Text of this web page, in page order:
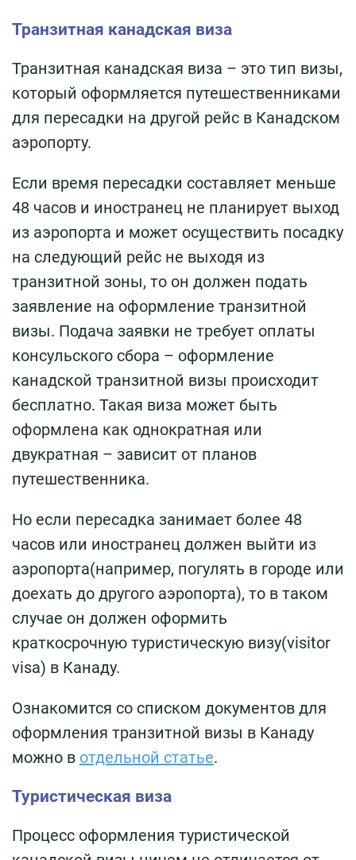
Транзитная канадская виза
Транзитная канадская виза – это тип визы,
который оформляется путешественниками
для пересадки на другой рейс в Канадском
аэропорту.
Если время пересадки составляет меньше
48 часов и иностранец не планирует выход
из аэропорта и может осуществить посадку
на следующий рейс не выходя из
транзитной зоны, то он должен подать
заявление на оформление транзитной
визы. Подача заявки не требует оплаты
консульского сбора – оформление
канадской транзитной визы происходит
бесплатно. Такая виза может быть
оформлена как однократная или
двукратная – зависит от планов
путешественника.
Но если пересадка занимает более 48
часов или иностранец должен выйти из
аэропорта(например, погулять в городе или
доехать до другого аэропорта), то в таком
случае он должен оформить
краткосрочную туристическую визу(visitor
visa) в Канаду.
Ознакомится со списком документов для
оформления транзитной визы в Канаду
можно в отдельной статье.
Туристическая виза
Процесс оформления туристической